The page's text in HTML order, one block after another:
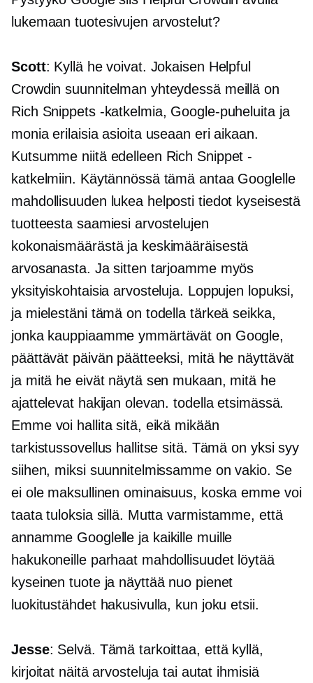
lukemaan tuotesivujen arvostelut?
Scott: Kyllä he voivat. Jokaisen Helpful
Crowdin suunnitelman yhteydessä meillä on
Rich Snippets -katkelmia, Google-puheluita ja
monia erilaisia ​​asioita useaan eri aikaan.
Kutsumme niitä edelleen Rich Snippet -
katkelmiin. Käytännössä tämä antaa Googlelle
mahdollisuuden lukea helposti tiedot kyseisestä
tuotteesta saamiesi arvostelujen
kokonaismäärästä ja keskimääräisestä
arvosanasta. Ja sitten tarjoamme myös
yksityiskohtaisia ​​arvosteluja. Loppujen lopuksi,
ja mielestäni tämä on todella tärkeä seikka,
jonka kauppiaamme ymmärtävät on Google,
päättävät päivän päätteeksi, mitä he näyttävät
ja mitä he eivät näytä sen mukaan, mitä he
ajattelevat hakijan olevan. todella etsimässä.
Emme voi hallita sitä, eikä mikään
tarkistussovellus hallitse sitä. Tämä on yksi syy
siihen, miksi suunnitelmissamme on vakio. Se
ei ole maksullinen ominaisuus, koska emme voi
taata tuloksia sillä. Mutta varmistamme, että
annamme Googlelle ja kaikille muille
hakukoneille parhaat mahdollisuudet löytää
kyseinen tuote ja näyttää nuo pienet
luokitustähdet hakusivulla, kun joku etsii.
Jesse: Selvä. Tämä tarkoittaa, että kyllä,
kirjoitat näitä arvosteluja tai autat ihmisiä